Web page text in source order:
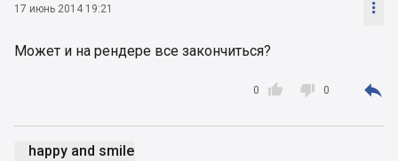
17 июнь 2014 19:21 
Может и на рендере все закончиться?

0  0 
happy and smile